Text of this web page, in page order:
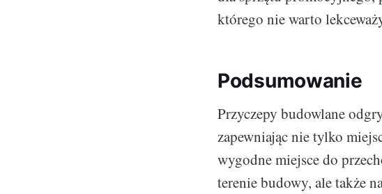
którego nie warto
Podsumowanie
Przyczepy budowlane
zapewniając nie tylko
wygodne miejsce do
terenie budowy, ale także